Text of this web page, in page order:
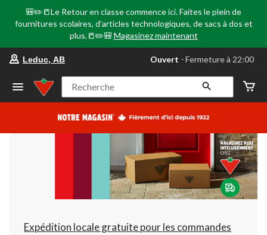
🎒✏️📒Le Retour en classe commence ici. Faites le plein de
fournitures scolaires, d'articles technologiques, de sacs à dos et
plus.📒✏️🎒 Magasinez maintenant
votre
préféré
Leduc,
AB,
courament
Fermeture
à
22:00
cliquer
pour
changer
Leduc, AB Ouvert ⋅ Fermeture à 22:00
Recherche
Expédition locale gratuite pour les commandes